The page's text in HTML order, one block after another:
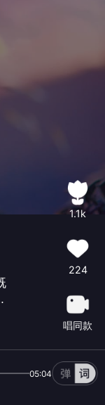
1.1k
224
唱同款
05:04